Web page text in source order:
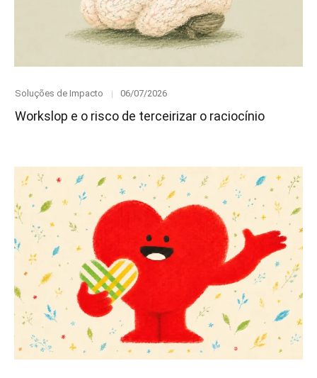
Category
Soluções de Impacto
Posted
06/07/2026
Workslop e o risco de terceirizar o raciocínio